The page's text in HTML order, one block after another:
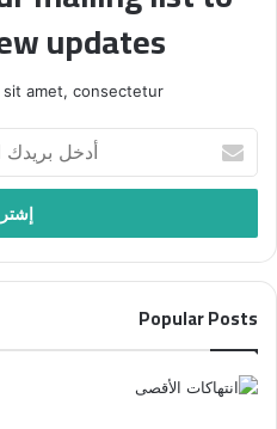
updates!
amet, consectetur.
بريدك
الإلكتروني
Popular Posts